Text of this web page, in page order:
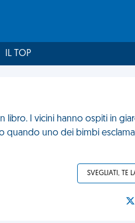
IL TOP
I vicini hanno ospiti in
quando uno dei bimbi
SVEGLIATI, TE